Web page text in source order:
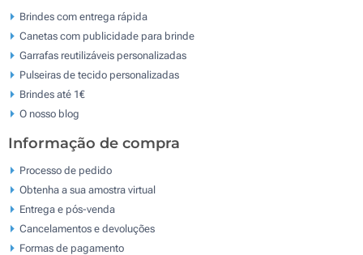
Brindes com entrega rápida
Canetas com publicidade para brinde
Garrafas reutilizáveis personalizadas
Pulseiras de tecido personalizadas
Brindes até 1€
O nosso blog
Informação de compra
Processo de pedido
Obtenha a sua amostra virtual
Entrega e pós-venda
Cancelamentos e devoluções
Formas de pagamento